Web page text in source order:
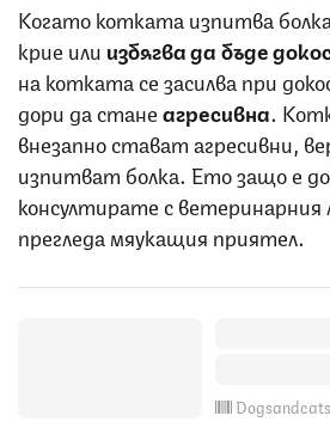
Когато котката изпитва
крие или избягва да бъде
на котката се засилва при
дори да станеагресивна.
внезапно стават агресивни,
изпитват болка. Ето защо е
консултирате с ветеринарния
прегледа мяукащия приятел.